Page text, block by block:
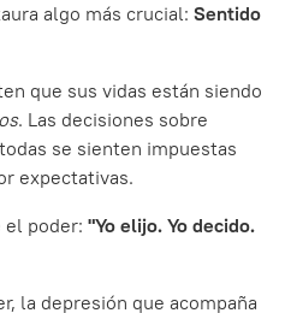
algo más crucial: Sentido
que sus vidas están siendo
. Las decisiones sobre
se sienten impuestas
expectativas.
el poder: "Yo elijo. Yo decido.
la depresión que acompaña